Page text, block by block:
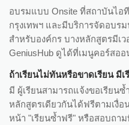
อบรมแบบ Onsite ที่สถาบันไอ
กรุงเทพฯ และมีบริการจัดอบร
สำหรับองค์กร บางหลักสูตรมีเ
GeniusHub ดูได้ที่เมนูคอร์สอ
ถ้าเรียนไม่ทันหรือขาดเรียน มี
มี ผู้เรียนสามารถแจ้งขอเรียน
หลักสูตรเดียวกันได้ฟรีตามเงื่
หน้า "เรียนซ้ำฟรี" หรือสอบถา